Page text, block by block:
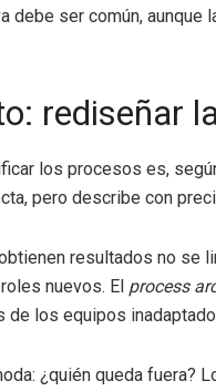
debe ser común,
rediseñar
los procesos es,
pero describe con
resultados no se
nuevos. El process
los equipos
¿quién queda